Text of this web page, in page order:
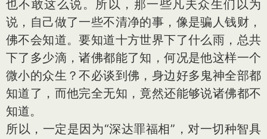
也不敢这么说。所以，那一些凡夫众生们以为
说，自己做了一些不清净的事，像是骗人钱财，
佛不会知道。要知道十方世界下了什么雨，总共
下了多少滴，诸佛都能了知，何况是他这样一个
微小的众生？不必谈到佛，身边好多鬼神全部都
知道了，而他完全无知，竟然还能够说诸佛都不
知道。
所以，一定是因为“深达罪福相”，对一切种智具